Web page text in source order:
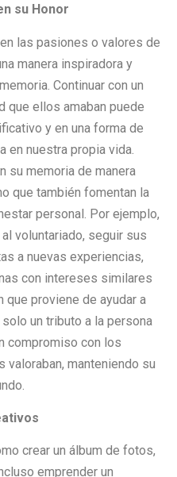
su Honor
las pasiones o valores de
manera inspiradora y
Continuar con un
que ellos amaban puede
y en una forma de
en nuestra propia vida.
su memoria de manera
que también fomentan la
personal. Por ejemplo,
voluntariado, seguir sus
a nuevas experiencias,
con intereses similares
proviene de ayudar a
un tributo a la persona
compromiso con los
manteniendo su
crear un álbum de fotos,
emprender un